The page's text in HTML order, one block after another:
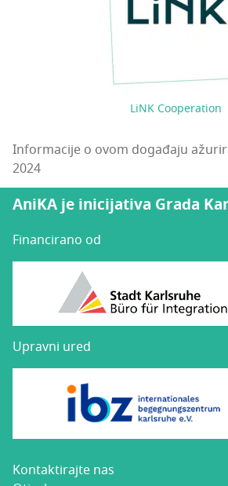
LiNK Cooperation
Informacije o ovom događaju
2024
AniKA je inicijativa Grada
Financirano od
Upravni ured
Kon­tak­ti­raj­te nas